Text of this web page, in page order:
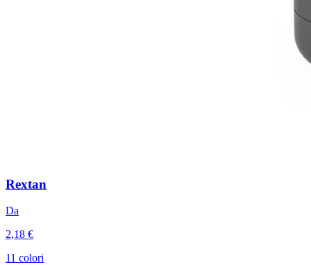
Rextan
Da
2,18 €
11 colori